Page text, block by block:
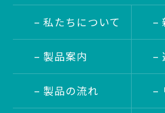
– 私たちについて
– 製品案内
– 製品の流れ
–
–
–